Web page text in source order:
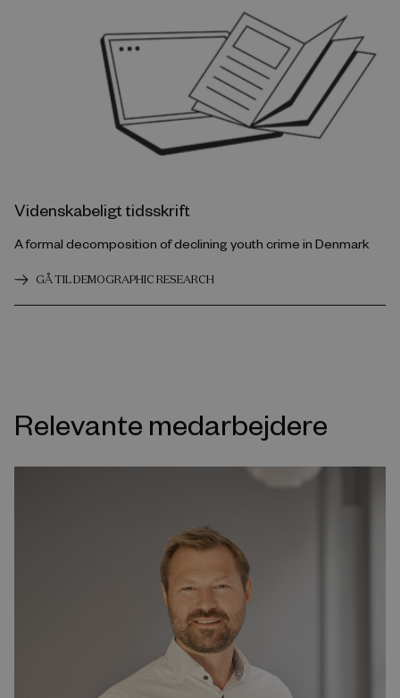
Videnskabeligt tidsskrift
A formal decomposition of declining youth crime in Denmark
GÅ TIL DEMOGRAPHIC RESEARCH
Relevante medarbejdere